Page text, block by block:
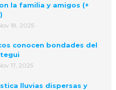
la familia y amigos (+
18, 2025
conocen bondades del
17, 2025
lluvias dispersas y